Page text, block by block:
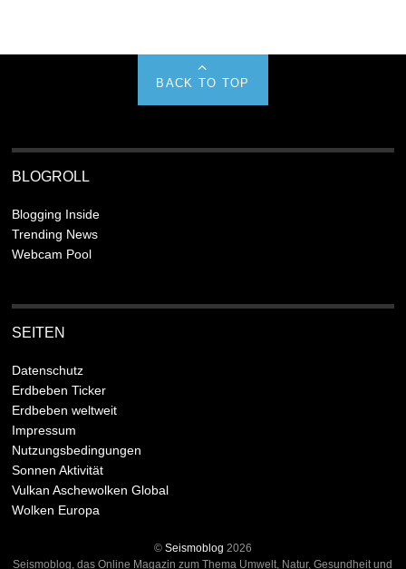
BACK TO TOP
BLOGROLL
Blogging Inside
Trending News
Webcam Pool
SEITEN
Datenschutz
Erdbeben Ticker
Erdbeben weltweit
Impressum
Nutzungsbedingungen
Sonnen Aktivität
Vulkan Aschewolken Global
Wolken Europa
© Seismoblog 2026
Seismoblog, das Online Magazin zum Thema Umwelt, Natur, Gesundheit und